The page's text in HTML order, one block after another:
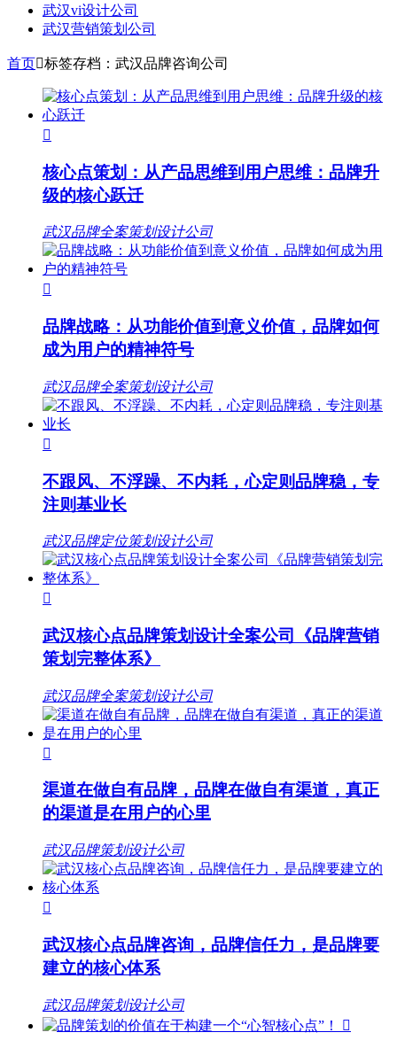
武汉vi设计公司
武汉营销策划公司
首页标签存档：武汉品牌咨询公司

核心点策划：从产品思维到用户思维：品牌升
级的核心跃迁
武汉品牌全案策划设计公司

品牌战略：从功能价值到意义价值，品牌如何
成为用户的精神符号
武汉品牌全案策划设计公司

不跟风、不浮躁、不内耗，心定则品牌稳，专
注则基业长
武汉品牌定位策划设计公司

武汉核心点品牌策划设计全案公司《品牌营销
策划完整体系》
武汉品牌全案策划设计公司

渠道在做自有品牌，品牌在做自有渠道，真正
的渠道是在用户的心里
武汉品牌策划设计公司

武汉核心点品牌咨询，品牌信任力，是品牌要
建立的核心体系
武汉品牌策划设计公司
